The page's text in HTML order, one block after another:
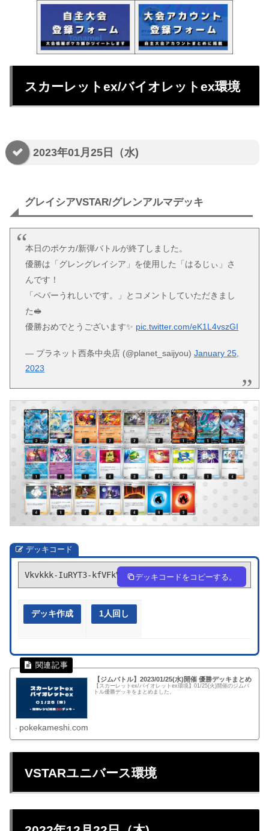
スカーレットex/バイオレットex環境
2023年01月25日（水)
グレイシアVSTAR/グレンアルマデッキ
本日のポケカ/新弾バトルが終了しました。
優勝は「グレングレイシア」を使用した「はるじぃ」さ
んです！
「ペパーうれしいです。」とコメントしていただきまし
た🥪
優勝おめでとうございます✨ pic.twitter.com/eK1L4vszGI
— プラネット西条中央店 (@planet_saijyou)January 25,
2023
デッキコード
Vkvkkk-IuRYT3-kfVFkV デッキコードをコピーする。
デッキ作成 1人回し
【ジムバトル】2023/01/25(水)開催 優勝デッキまとめ
【スカーレットex/バイオレットex環境】01/25(火)開催のジムバ
トル優勝デッキをまとめました。
pokekameshi.com
VSTARユニバース環境